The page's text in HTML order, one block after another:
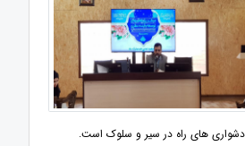
های راه در سیر و سلوک است.